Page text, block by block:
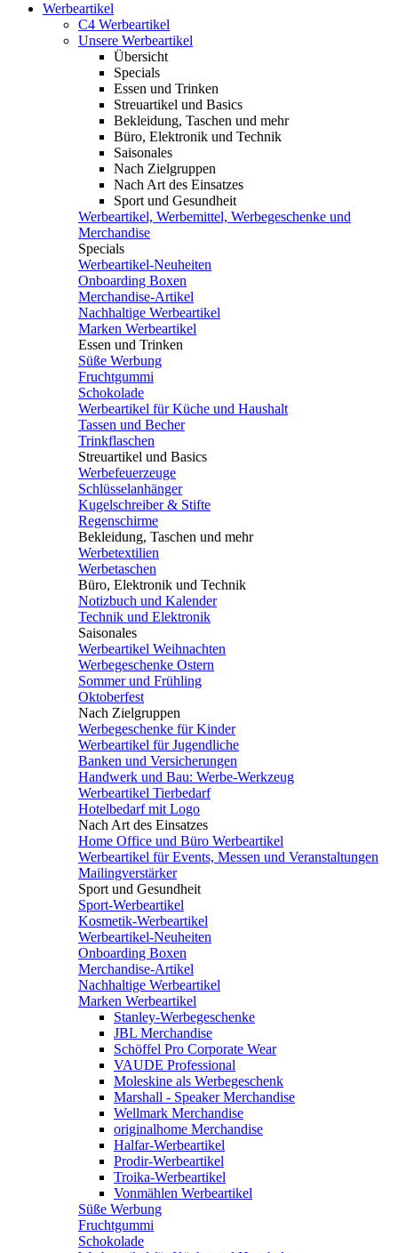
Werbeartikel
C4 Werbeartikel
Unsere Werbeartikel
Übersicht
Specials
Essen und Trinken
Streuartikel und Basics
Bekleidung, Taschen und mehr
Büro, Elektronik und Technik
Saisonales
Nach Zielgruppen
Nach Art des Einsatzes
Sport und Gesundheit
Werbeartikel, Werbemittel, Werbegeschenke und
Merchandise
Specials
Werbeartikel-Neuheiten
Onboarding Boxen
Merchandise-Artikel
Nachhaltige Werbeartikel
Marken Werbeartikel
Essen und Trinken
Süße Werbung
Fruchtgummi
Schokolade
Werbeartikel für Küche und Haushalt
Tassen und Becher
Trinkflaschen
Streuartikel und Basics
Werbefeuerzeuge
Schlüsselanhänger
Kugelschreiber & Stifte
Regenschirme
Bekleidung, Taschen und mehr
Werbetextilien
Werbetaschen
Büro, Elektronik und Technik
Notizbuch und Kalender
Technik und Elektronik
Saisonales
Werbeartikel Weihnachten
Werbegeschenke Ostern
Sommer und Frühling
Oktoberfest
Nach Zielgruppen
Werbegeschenke für Kinder
Werbeartikel für Jugendliche
Banken und Versicherungen
Handwerk und Bau: Werbe-Werkzeug
Werbeartikel Tierbedarf
Hotelbedarf mit Logo
Nach Art des Einsatzes
Home Office und Büro Werbeartikel
Werbeartikel für Events, Messen und Veranstaltungen
Mailingverstärker
Sport und Gesundheit
Sport-Werbeartikel
Kosmetik-Werbeartikel
Werbeartikel-Neuheiten
Onboarding Boxen
Merchandise-Artikel
Nachhaltige Werbeartikel
Marken Werbeartikel
Stanley-Werbegeschenke
JBL Merchandise
Schöffel Pro Corporate Wear
VAUDE Professional
Moleskine als Werbegeschenk
Marshall - Speaker Merchandise
Wellmark Merchandise
originalhome Merchandise
Halfar-Werbeartikel
Prodir-Werbeartikel
Troika-Werbeartikel
Vonmählen Werbeartikel
Süße Werbung
Fruchtgummi
Schokolade